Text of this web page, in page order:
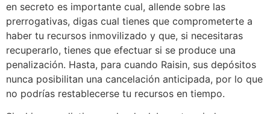
en secreto es importante cual, allende sobre las
prerrogativas, digas cual tienes que comprometerte a
haber tu recursos inmovilizado y que, si necesitaras
recuperarlo, tienes que efectuar si se produce una
penalización. Hasta, para cuando Raisin, sus depósitos
nunca posibilitan una cancelación anticipada, por lo que
no podrías restablecerse tu recursos en tiempo.